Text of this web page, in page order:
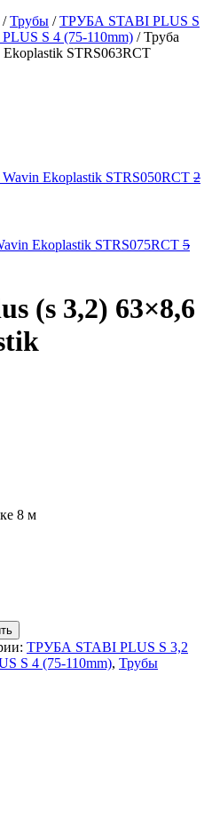
/Трубы /ТРУБА STABI PLUS S
S 4 (75-110mm) /Труба
Ekoplastik STRS063RCT
Ekoplastik STRS050RCT 2
Ekoplastik STRS075RCT 5
(s 3,2) 63×8,6
8 м
ТРУБА STABI PLUS S 3,2
S 4 (75-110mm), Трубы